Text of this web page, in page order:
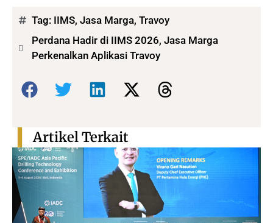
Tag: IIMS, Jasa Marga, Travoy
Perdana Hadir di IIMS 2026, Jasa Marga
Perkenalkan Aplikasi Travoy
Bagikan:
Artikel Terkait